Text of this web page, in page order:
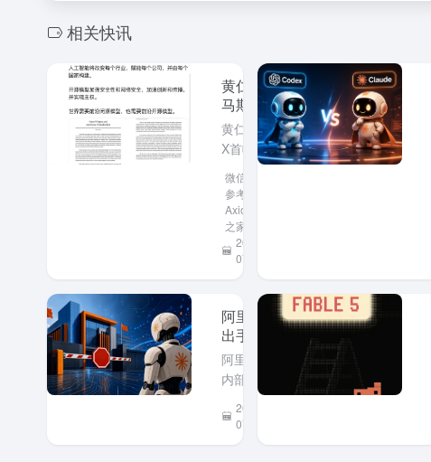
相关快讯
黄仁勋、
马斯克同
日力挺开
放模型，
中国大模
型再成焦
点
黄仁勋在
X首帖呼
吁支持开
放权重模
型，马斯
克随后转
发力挺。
事件发生
源大模型
引发美国
政策争论
之际。
微信公众号
参考文章、
Axios、IT
之家
2026-
07-26
阿里反向
出手：7
月10日起
全面禁用
Anthropic
全系产
品，
Claude
阿里巴巴
内部今日
下发通
知，因近
2026-
07-03